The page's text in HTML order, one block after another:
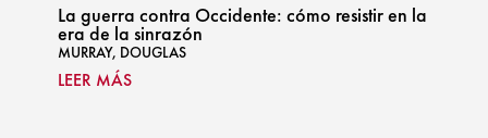
La guerra contra Occidente: cómo resistir en la
era de la sinrazón
MURRAY, DOUGLAS
LEER MÁS